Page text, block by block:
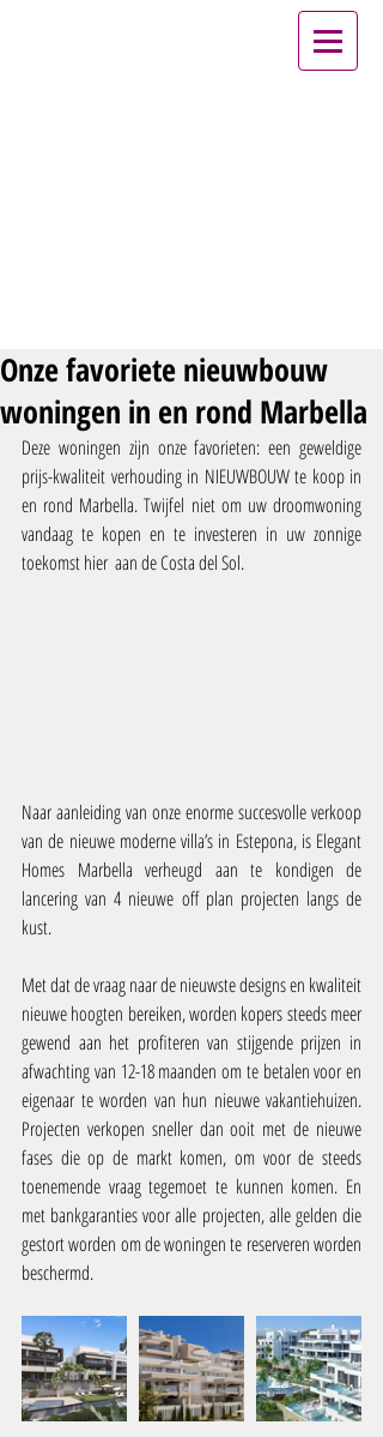
Onze favoriete nieuwbouw
woningen in en rond Marbella
Deze woningen zijn onze favorieten: een geweldige
prijs-kwaliteit verhouding in NIEUWBOUW te koop in
en rond Marbella. Twijfel niet om uw droomwoning
vandaag te kopen en te investeren in uw zonnige
toekomst hier  aan de Costa del Sol.
Naar aanleiding van onze enorme succesvolle verkoop
van de nieuwe moderne villa’s in Estepona, is Elegant
Homes Marbella verheugd aan te kondigen de
lancering van 4 nieuwe off plan projecten langs de
kust.
Met dat de vraag naar de nieuwste designs en kwaliteit
nieuwe hoogten bereiken, worden kopers steeds meer
gewend aan het profiteren van stijgende prijzen in
afwachting van 12-18 maanden om te betalen voor en
eigenaar te worden van hun nieuwe vakantiehuizen.
Projecten verkopen sneller dan ooit met de nieuwe
fases die op de markt komen, om voor de steeds
toenemende vraag tegemoet te kunnen komen. En
met bankgaranties voor alle projecten, alle gelden die
gestort worden om de woningen te reserveren worden
beschermd.